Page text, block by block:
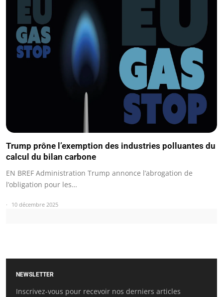
Trump prône l’exemption des industries polluantes du
calcul du bilan carbone
EN BREF Administration Trump annonce l’abrogation de
l’obligation pour les…
10 décembre 2025
NEWSLETTER
Inscrivez-vous pour recevoir nos derniers articles